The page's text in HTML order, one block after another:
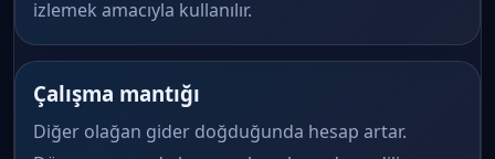
izlemek amacıyla kullanılır.
Çalışma mantığı
Diğer olağan gider doğduğunda hesap artar.